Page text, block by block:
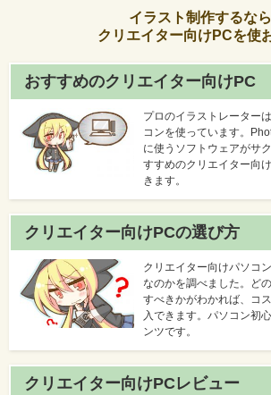
イラスト制作するなら
クリエイター向けPCを使
おすすめのクリエイター向けPC
プロのイラストレーター
コンを使っています。
に使うソフトウェアがサ
すすめのクリエイター向
きます。
クリエイター向けPCの選び方
クリエイター向けパソコ
なのかを調べました。ど
すべきかがわかれば、コ
入できます。パソコン初
ンツです。
クリエイター向けPCレビュー